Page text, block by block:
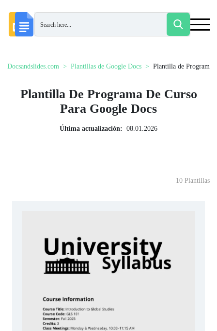
Docsandslides.com Plantillas de Google Docs Plantilla de Programa
Plantilla De Programa De Curso
Para Google Docs
Última actualización: 08.01.2026
10 Plantillas